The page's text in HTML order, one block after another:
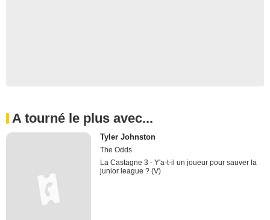
A tourné le plus avec...
Tyler Johnston
The Odds
La Castagne 3 - Y'a-t-il un joueur pour sauver la
junior league ? (V)